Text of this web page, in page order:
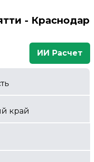
- Краснодар
ИИ Расчет